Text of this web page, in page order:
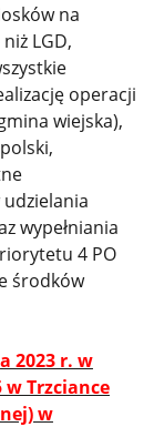
na
LGD,
operacji
wiejska),
wypełniania
4 PO
środków
2023 r. w
w Trzciance
w